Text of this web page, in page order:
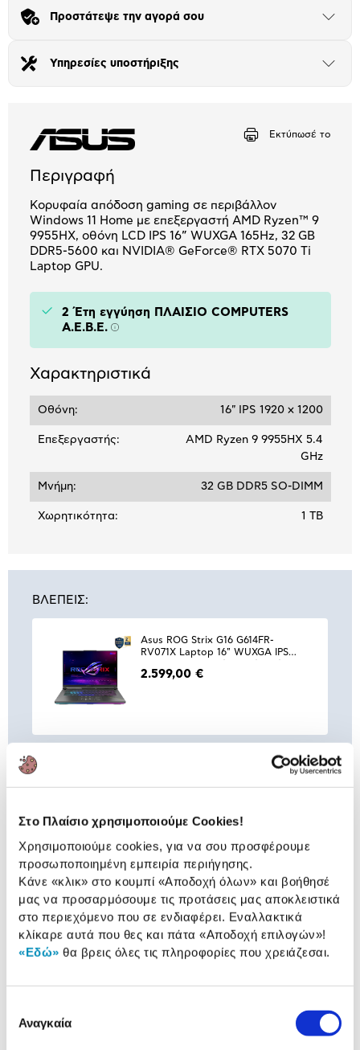
Στο Πλαίσιο χρησιμοποιούμε Cookies!
Χρησιμοποιούμε cookies, για να σου προσφέρουμε
προσωποποιημένη εμπειρία περιήγησης.
Κάνε «κλικ» στο κουμπί «Αποδοχή όλων» και βοήθησέ
μας να προσαρμόσουμε τις προτάσεις μας αποκλειστικά
στο περιεχόμενο που σε ενδιαφέρει. Εναλλακτικά
κλίκαρε αυτά που θες και πάτα «Αποδοχή επιλογών»!
«Εδώ» θα βρεις όλες τις πληροφορίες που χρειάζεσαι.
συγκατάθεσης
Αναγκαία
Προστάτεψε την αγορά σου
Άνοιξε
Υπηρεσίες υποστήριξης
Άνοιξε
Εκτύπωσέ το
Περιγραφή
Κορυφαία απόδοση gaming σε περιβάλλον
Windows 11 Home με επεξεργαστή AMD Ryzen™ 9
9955HX, οθόνη LCD IPS 16” WUXGA 165Hz, 32 GB
DDR5-5600 και NVIDIA® GeForce® RTX 5070 Ti
Laptop GPU.
2 Έτη εγγύηση ΠΛΑΙΣΙΟ COMPUTERS
A.E.B.E. Πληροφορίες
Χαρακτηριστικά
Οθόνη: 16" IPS 1920 x 1200
Επεξεργαστής:
AMD Ryzen 9 9955HX 5.4
GHz
Μνήμη: 32 GB DDR5 SO-DIMM
Χωρητικότητα: 1 TB
ΒΛΕΠΕΙΣ:
Asus ROG Strix G16 G614FR-
RV071X Laptop 16" WUXGA IPS
5070 Ti 12 GB/Windows 11 Pro)
2.599,00 €
Συνδύασέ
άδεια (+1 Android), 1 έτος
24,90 €
Προσθήκη
Fazn RGB pro Type C Hub 8-in-1
34,90 €
Προσθήκη